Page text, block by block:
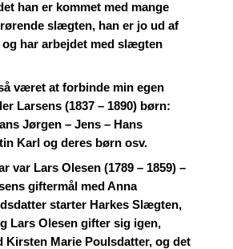
han er kommet med mange
slægten, han er jo ud af
har arbejdet med slægten
været at forbinde min egen
Larsens (1837 – 1890) børn:
Jørgen – Jens – Hans
Karl og deres børn osv.
var Lars Olesen (1789 – 1859) –
giftermål med Anna
starter Harkes Slægten,
Lars Olesen gifter sig igen,
Kirsten Marie Poulsdatter, og det